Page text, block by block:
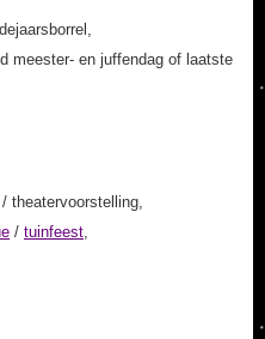
meester- en juffendag of laatste
theatervoorstelling,
/ tuinfeest,